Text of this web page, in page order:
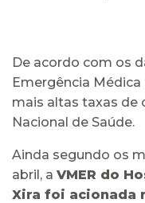
De acordo com os
Emergência
mais altas taxas de
Nacional de Saúde.
Ainda segundo os
abril, a VMER do
Xira foi acionada